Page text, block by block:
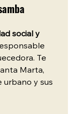
social y
Te
Marta,
urbano y sus